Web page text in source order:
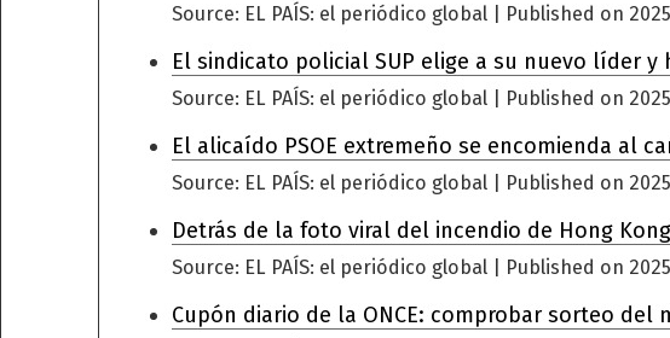
Source: EL PAÍS: el periódico global Published on
El sindicato policial SUP elige a su nuevo líder y
Source: EL PAÍS: el periódico global Published on
El alicaído PSOE extremeño se encomienda al
Source: EL PAÍS: el periódico global Published on
Detrás de la foto viral del incendio de Hong
Source: EL PAÍS: el periódico global Published on
Cupón diario de la ONCE: comprobar sorteo del